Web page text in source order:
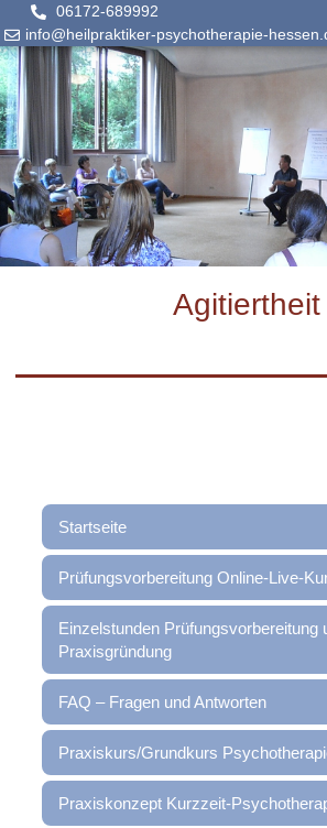
06172-689992
info@heilpraktiker-psychotherapie-
Agitiertheit
Startseite
Prüfungsvorbereitung Online-Live-
Einzelstunden Prüfungsvorbereitung
Praxisgründung
FAQ – Fragen und Antworten
Praxiskurs/Grundkurs
Praxiskonzept Kurzzeit-